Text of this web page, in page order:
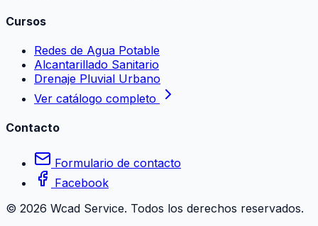
Cursos
Redes de Agua Potable
Alcantarillado Sanitario
Drenaje Pluvial Urbano
Ver catálogo completo
Contacto
Formulario de contacto
Facebook
© 2026 Wcad Service. Todos los derechos reservados.